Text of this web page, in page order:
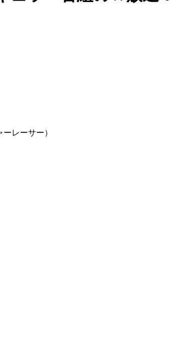
レーサー）